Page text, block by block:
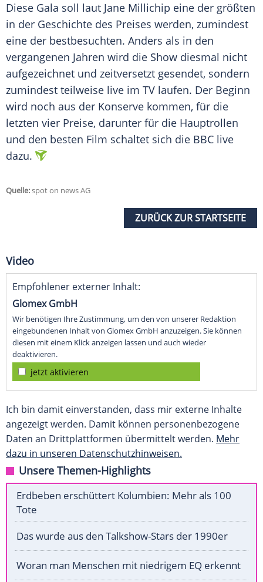
Diese Gala soll laut Jane Millichip eine der größten
in der Geschichte des Preises werden, zumindest
eine der bestbesuchten. Anders als in den
vergangenen Jahren wird die Show diesmal nicht
aufgezeichnet und zeitversetzt gesendet, sondern
zumindest teilweise live im TV laufen. Der Beginn
wird noch aus der Konserve kommen, für die
letzten vier Preise, darunter für die Hauptrollen
und den besten Film schaltet sich die BBC live
dazu.
Quelle:spot on news AG
ZURÜCK ZUR STARTSEITE
Video
Empfohlener externer Inhalt:
Glomex GmbH
Wir benötigen Ihre Zustimmung, um den von unserer Redaktion
eingebundenen Inhalt von Glomex GmbH anzuzeigen. Sie können
diesen mit einem Klick anzeigen lassen und auch wieder
deaktivieren.
jetzt aktivieren
Ich bin damit einverstanden, dass mir externe Inhalte
angezeigt werden. Damit können personenbezogene
Daten an Drittplattformen übermittelt werden. Mehr
dazu in unseren Datenschutzhinweisen.
Unsere Themen-Highlights
Erdbeben erschüttert Kolumbien: Mehr als 100
Tote
Das wurde aus den Talkshow-Stars der 1990er
Woran man Menschen mit niedrigem EQ erkennt